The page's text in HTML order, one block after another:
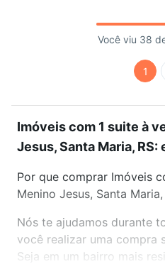
Você viu 38
1
Imóveis com 1 suite à
Jesus, Santa Maria,
Por que comprar Imóveis
Menino Jesus, Santa
Nós te ajudamos durante
você realizar uma compra
Seja em um bairro mais